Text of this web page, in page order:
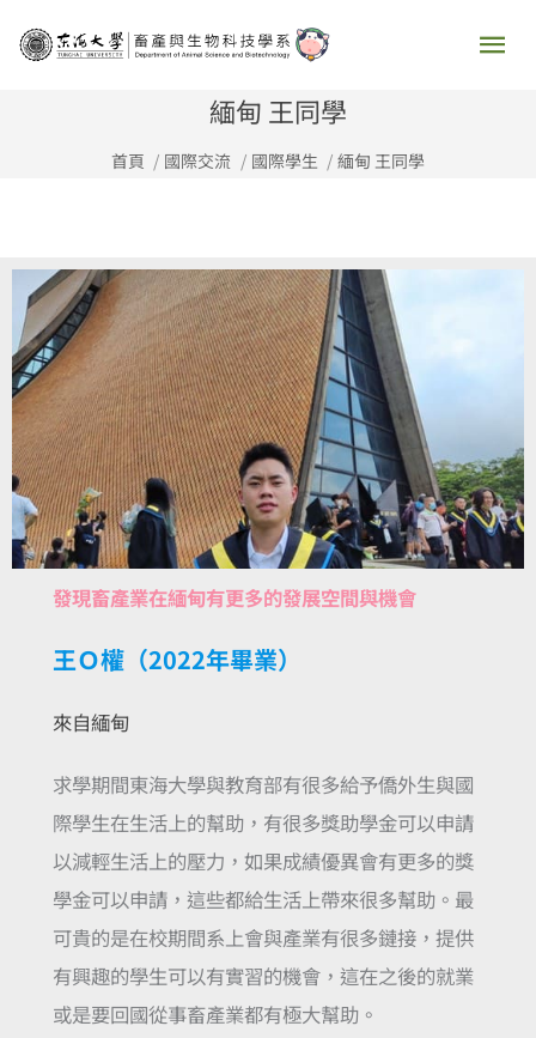
主
緬甸 王同學
首頁 國際交流 國際學生 緬甸 王同學
發現畜產業在緬甸有更多的發展空間與機會
王Ｏ權（2022年畢業）
來自緬甸
求學期間東海大學與教育部有很多給予僑外生與國
際學生在生活上的幫助，有很多獎助學金可以申請
以減輕生活上的壓力，如果成績優異會有更多的獎
學金可以申請，這些都給生活上帶來很多幫助。最
可貴的是在校期間系上會與產業有很多鏈接，提供
有興趣的學生可以有實習的機會，這在之後的就業
或是要回國從事畜產業都有極大幫助。